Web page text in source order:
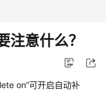
注意什么？
on”可开启自动补